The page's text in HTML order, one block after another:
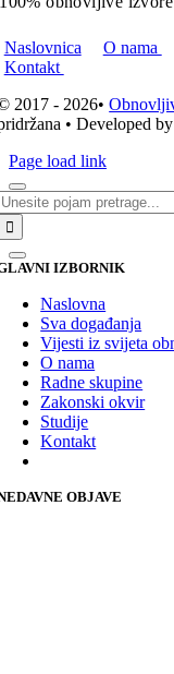
Naslovnica O nama
Kontakt
2017 - 2026•
• Developed by
Page load link
IZBORNIK
Naslovna
Sva događanja
Vijesti iz svijeta
O nama
Radne skupine
Zakonski okvir
Studije
Kontakt
OBJAVE